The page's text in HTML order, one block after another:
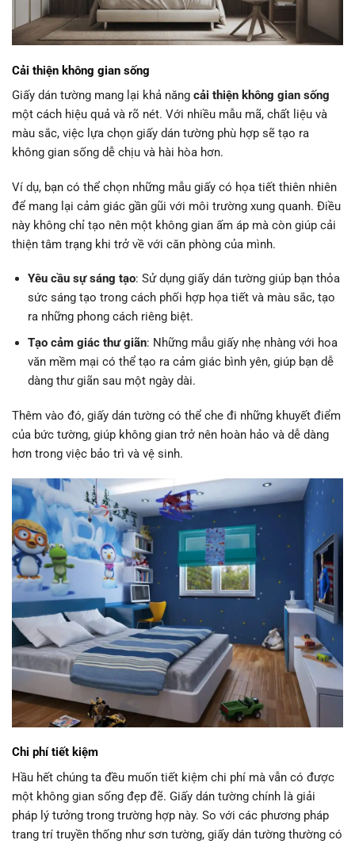
Cải thiện không gian sống
Giấy dán tường mang lại khả năng cải thiện không gian sống
một cách hiệu quả và rõ nét. Với nhiều mẫu mã, chất liệu và
màu sắc, việc lựa chọn giấy dán tường phù hợp sẽ tạo ra
không gian sống dễ chịu và hài hòa hơn.
Ví dụ, bạn có thể chọn những mẫu giấy có họa tiết thiên nhiên
để mang lại cảm giác gần gũi với môi trường xung quanh. Điều
này không chỉ tạo nên một không gian ấm áp mà còn giúp cải
thiện tâm trạng khi trở về với căn phòng của mình.
Yêu cầu sự sáng tạo: Sử dụng giấy dán tường giúp bạn thỏa
sức sáng tạo trong cách phối hợp họa tiết và màu sắc, tạo
ra những phong cách riêng biệt.
Tạo cảm giác thư giãn: Những mẫu giấy nhẹ nhàng với hoa
văn mềm mại có thể tạo ra cảm giác bình yên, giúp bạn dễ
dàng thư giãn sau một ngày dài.
Thêm vào đó, giấy dán tường có thể che đi những khuyết điểm
của bức tường, giúp không gian trở nên hoàn hảo và dễ dàng
hơn trong việc bảo trì và vệ sinh.
Chi phí tiết kiệm
Hầu hết chúng ta đều muốn tiết kiệm chi phí mà vẫn có được
một không gian sống đẹp đẽ. Giấy dán tường chính là giải
pháp lý tưởng trong trường hợp này. So với các phương pháp
trang trí truyền thống như sơn tường, giấy dán tường thường có